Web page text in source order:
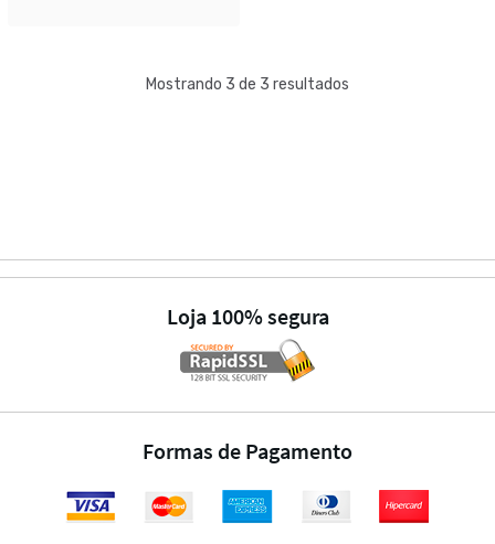
Mostrando 3 de 3 resultados